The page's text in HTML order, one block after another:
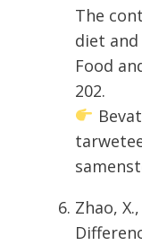
The
diet
Food
202.
Zhao,